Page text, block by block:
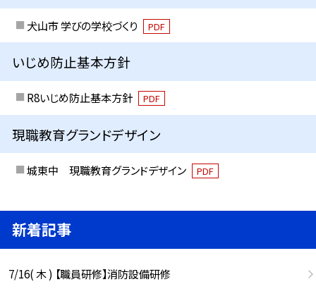
犬山市 学びの学校づくり PDF
いじめ防止基本方針
R8いじめ防止基本方針 PDF
現職教育グランドデザイン
城東中 現職教育グランドデザイン PDF
新着記事
7/16( 木 ) 【職員研修】消防設備研修